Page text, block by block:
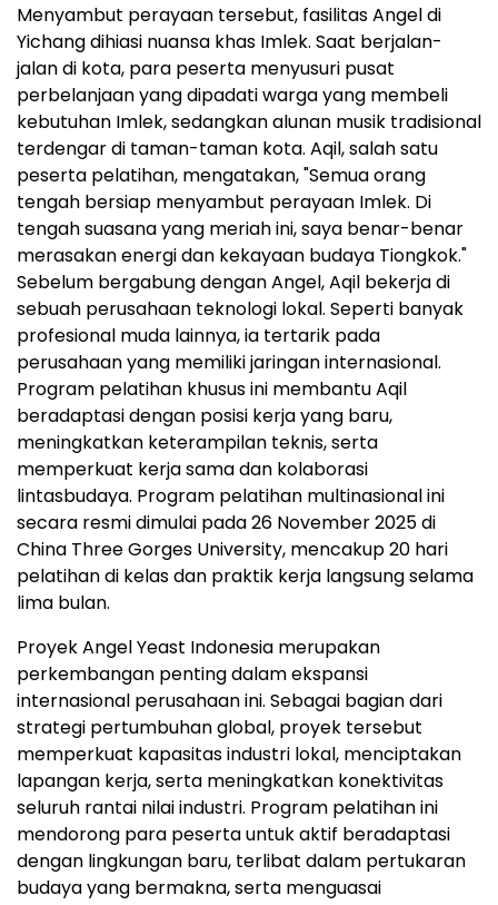
Menyambut perayaan tersebut, fasilitas Angel di
Yichang dihiasi nuansa khas Imlek. Saat berjalan-
jalan di kota, para peserta menyusuri pusat
perbelanjaan yang dipadati warga yang membeli
kebutuhan Imlek, sedangkan alunan musik tradisional
terdengar di taman-taman kota. Aqil, salah satu
peserta pelatihan, mengatakan, "Semua orang
tengah bersiap menyambut perayaan Imlek. Di
tengah suasana yang meriah ini, saya benar-benar
merasakan energi dan kekayaan budaya Tiongkok."
Sebelum bergabung dengan Angel, Aqil bekerja di
sebuah perusahaan teknologi lokal. Seperti banyak
profesional muda lainnya, ia tertarik pada
perusahaan yang memiliki jaringan internasional.
Program pelatihan khusus ini membantu Aqil
beradaptasi dengan posisi kerja yang baru,
meningkatkan keterampilan teknis, serta
memperkuat kerja sama dan kolaborasi
lintasbudaya. Program pelatihan multinasional ini
secara resmi dimulai pada 26 November 2025 di
China Three Gorges University, mencakup 20 hari
pelatihan di kelas dan praktik kerja langsung selama
lima bulan.
Proyek Angel Yeast Indonesia merupakan
perkembangan penting dalam ekspansi
internasional perusahaan ini. Sebagai bagian dari
strategi pertumbuhan global, proyek tersebut
memperkuat kapasitas industri lokal, menciptakan
lapangan kerja, serta meningkatkan konektivitas
seluruh rantai nilai industri. Program pelatihan ini
mendorong para peserta untuk aktif beradaptasi
dengan lingkungan baru, terlibat dalam pertukaran
budaya yang bermakna, serta menguasai